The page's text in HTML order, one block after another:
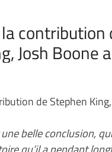
contribution
Josh Boone
de Stephen
belle conclusion,